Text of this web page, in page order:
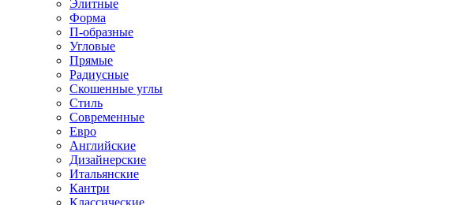
Элитные
Форма
П-образные
Угловые
Прямые
Радиусные
Скошенные углы
Стиль
Современные
Евро
Английские
Дизайнерские
Итальянские
Кантри
Классические